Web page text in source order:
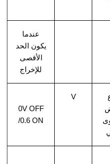
عندما
يكون الحد
الأقصى
للإخراج
V
0V OFF
/0.6 ON